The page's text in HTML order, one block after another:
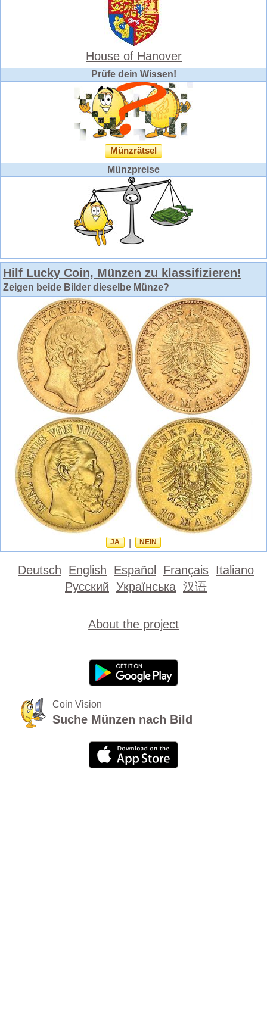
House of Hanover
Prüfe dein Wissen!
Münzrätsel
Münzpreise
Hilf Lucky Coin, Münzen zu klassifizieren!
Zeigen beide Bilder dieselbe Münze?
JA NEIN
Deutsch English Español Français Italiano
Русский Українська 汉语
About the project
Coin Vision
Suche Münzen nach Bild